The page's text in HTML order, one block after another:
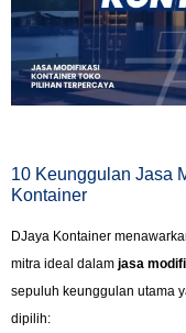
10 Keunggulan Jasa
Kontainer
DJaya Kontainer
mitra ideal dalam jasa
sepuluh keunggulan utama
dipilih: